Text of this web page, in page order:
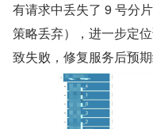
有请求中丢失了 9 号分
策略丢弃），进一步定
致失败，修复服务后预期